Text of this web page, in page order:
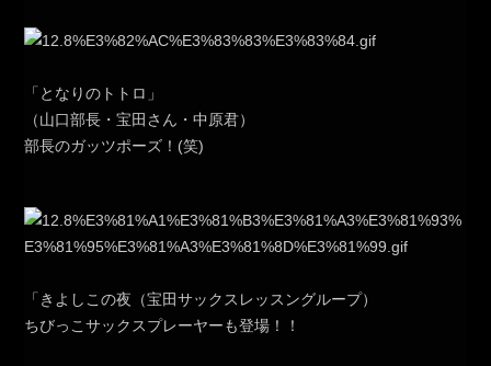
「となりのトトロ」
（山口部長・宝田さん・中原君）
部長のガッツポーズ！(笑)
「きよしこの夜（宝田サックスレッスングループ）
ちびっこサックスプレーヤーも登場！！